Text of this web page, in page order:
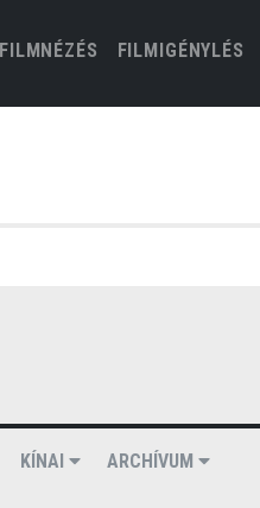
FILMIGÉNYLÉS
KÍNAI ARCHÍVUM